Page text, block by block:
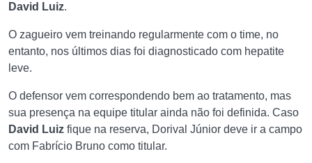
David Luiz.
O zagueiro vem treinando regularmente com o time, no
entanto, nos últimos dias foi diagnosticado com hepatite
leve.
O defensor vem correspondendo bem ao tratamento, mas
sua presença na equipe titular ainda não foi definida. Caso
David Luiz fique na reserva, Dorival Júnior deve ir a campo
com Fabrício Bruno como titular.